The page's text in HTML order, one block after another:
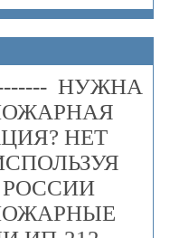
НУЖНА
НЕТ